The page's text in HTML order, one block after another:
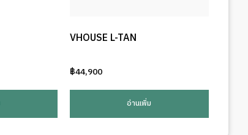
VHOUSE L-TAN
฿44,900
อ่านเพิ่ม